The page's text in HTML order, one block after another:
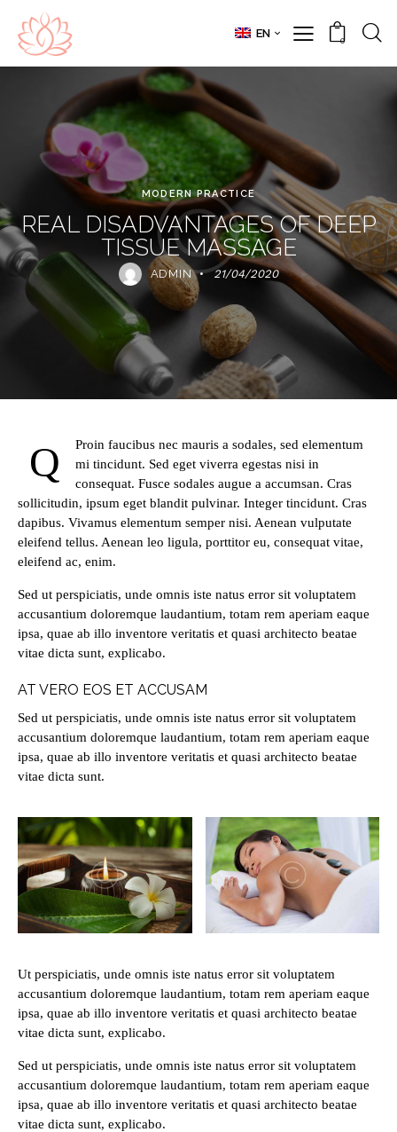
EN
0
MODERN PRACTICE
REAL DISADVANTAGES OF DEEP
TISSUE MASSAGE
ADMIN 21/04/2020
Q
Proin faucibus nec mauris a sodales, sed elementum
mi tincidunt. Sed eget viverra egestas nisi in
consequat. Fusce sodales augue a accumsan. Cras
sollicitudin, ipsum eget blandit pulvinar. Integer tincidunt. Cras
dapibus. Vivamus elementum semper nisi. Aenean vulputate
eleifend tellus. Aenean leo ligula, porttitor eu, consequat vitae,
eleifend ac, enim.
Sed ut perspiciatis, unde omnis iste natus error sit voluptatem
accusantium doloremque laudantium, totam rem aperiam eaque
ipsa, quae ab illo inventore veritatis et quasi architecto beatae
vitae dicta sunt, explicabo.
AT VERO EOS ET ACCUSAM
Sed ut perspiciatis, unde omnis iste natus error sit voluptatem
accusantium doloremque laudantium, totam rem aperiam eaque
ipsa, quae ab illo inventore veritatis et quasi architecto beatae
vitae dicta sunt.
Ut perspiciatis, unde omnis iste natus error sit voluptatem
accusantium doloremque laudantium, totam rem aperiam eaque
ipsa, quae ab illo inventore veritatis et quasi architecto beatae
vitae dicta sunt, explicabo.
Sed ut perspiciatis, unde omnis iste natus error sit voluptatem
accusantium doloremque laudantium, totam rem aperiam eaque
ipsa, quae ab illo inventore veritatis et quasi architecto beatae
vitae dicta sunt, explicabo.